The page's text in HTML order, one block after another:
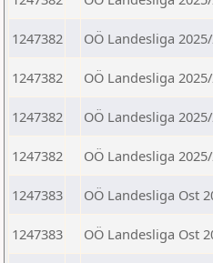
1247382 OÖ Landesliga
1247382 OÖ Landesliga
1247382 OÖ Landesliga
1247382 OÖ Landesliga
1247383 OÖ Landesliga Ost
1247383 OÖ Landesliga Ost